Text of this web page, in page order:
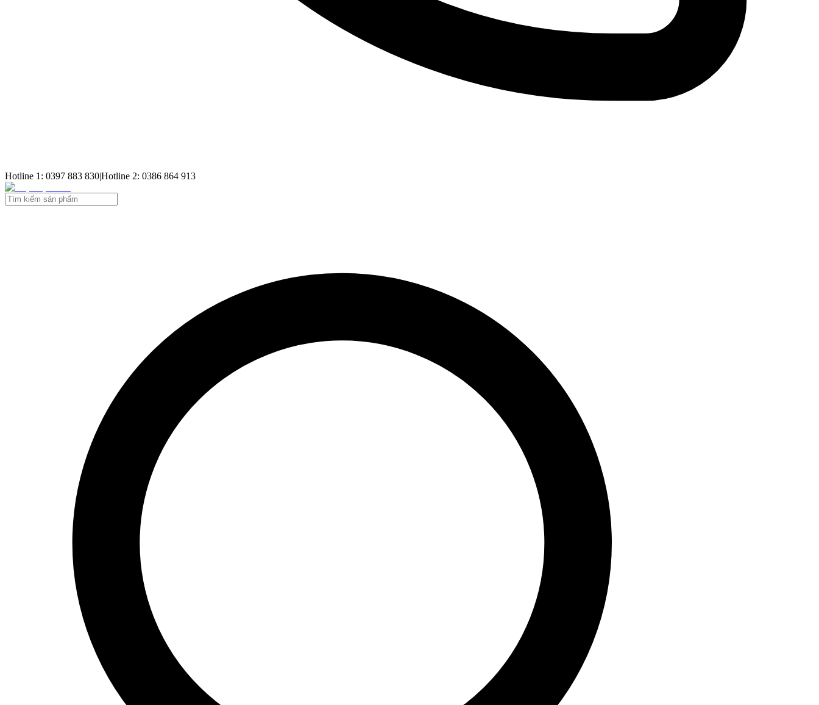
Hotline 1: 0397 883 830|Hotline 2: 0386 864 913